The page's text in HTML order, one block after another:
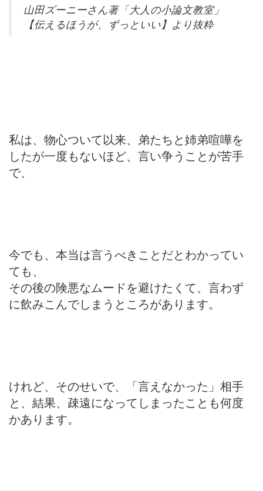
山田ズーニーさん著「大人の小論文教室」
【伝えるほうが、ずっといい】より抜粋
私は、物心ついて以来、弟たちと姉弟喧嘩を
したが一度もないほど、言い争うことが苦手
で、
今でも、本当は言うべきことだとわかってい
ても、
その後の険悪なムードを避けたくて、言わず
に飲みこんでしまうところがあります。
けれど、そのせいで、「言えなかった」相手
と、結果、疎遠になってしまったことも何度
かあります。